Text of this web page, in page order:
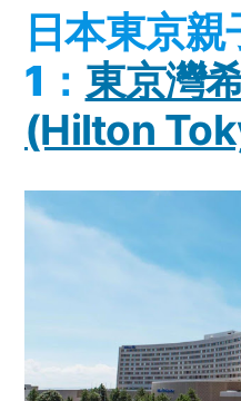
日本東京
1： 東京灣
(Hilton